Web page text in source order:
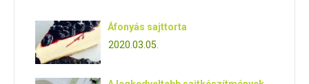
Áfonyás sajttorta
2020.03.05.